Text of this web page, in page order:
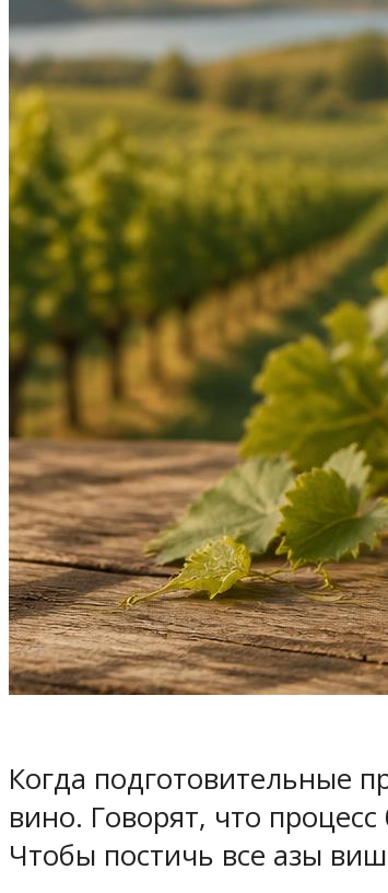
Когда подготовительные
вино. Говорят, что
Чтобы постичь все азы